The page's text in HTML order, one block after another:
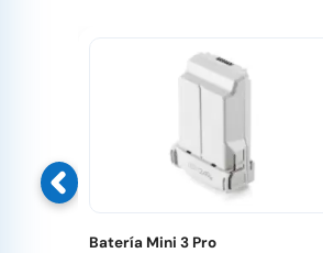
Batería Mini 3 Pro